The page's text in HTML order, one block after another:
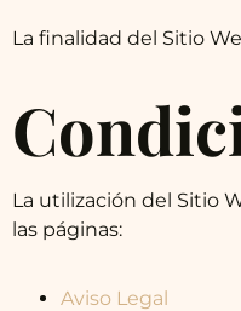
La finalidad del Sitio
La utilización del Sitio
las páginas:
Aviso Legal